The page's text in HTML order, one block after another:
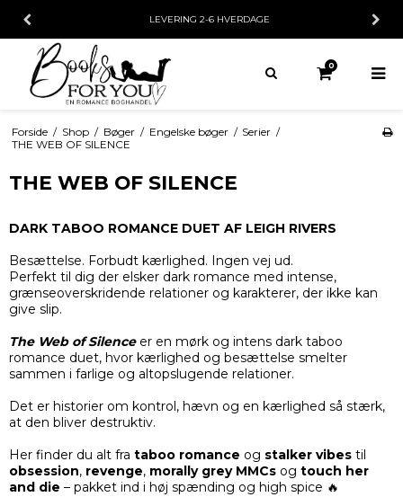
LEVERING 2-6 HVERDAGE
0
Forside / Shop / Bøger / Engelske bøger / Serier /
THE WEB OF SILENCE
THE WEB OF SILENCE
DARK TABOO ROMANCE DUET AF LEIGH RIVERS
Besættelse. Forbudt kærlighed. Ingen vej ud.
Perfekt til dig der elsker dark romance med intense,
grænseoverskridende relationer og karakterer, der ikke kan
give slip.
The Web of Silenceer en mørk og intens dark taboo
romance duet, hvor kærlighed og besættelse smelter
sammen i farlige og altopslugende relationer.
Det er historier om kontrol, hævn og en kærlighed så stærk,
at den bliver destruktiv.
Her finder du alt fra taboo romance og stalker vibes til
obsession, revenge, morally grey MMCs og touch her
and die – pakket ind i høj spænding og high spice 🔥